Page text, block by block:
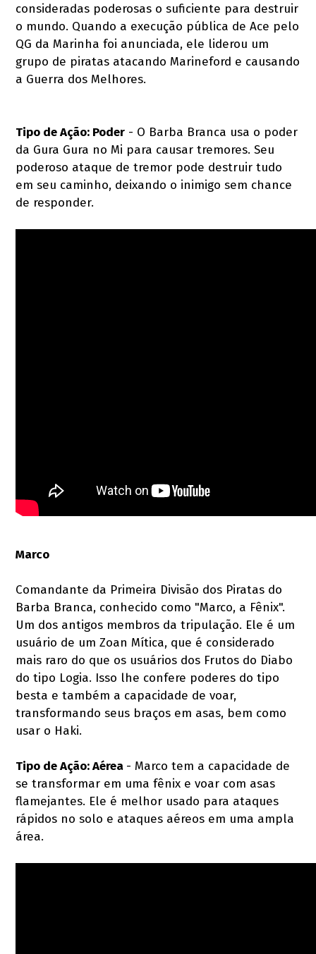
consideradas poderosas o suficiente para destruir
o mundo. Quando a execução pública de Ace pelo
QG da Marinha foi anunciada, ele liderou um
grupo de piratas atacando Marineford e causando
a Guerra dos Melhores.
Tipo de Ação: Poder - O Barba Branca usa o poder
da Gura Gura no Mi para causar tremores. Seu
poderoso ataque de tremor pode destruir tudo
em seu caminho, deixando o inimigo sem chance
de responder.
Marco
Comandante da Primeira Divisão dos Piratas do
Barba Branca, conhecido como "Marco, a Fênix".
Um dos antigos membros da tripulação. Ele é um
usuário de um Zoan Mítica, que é considerado
mais raro do que os usuários dos Frutos do Diabo
do tipo Logia. Isso lhe confere poderes do tipo
besta e também a capacidade de voar,
transformando seus braços em asas, bem como
usar o Haki.
Tipo de Ação: Aérea - Marco tem a capacidade de
se transformar em uma fênix e voar com asas
flamejantes. Ele é melhor usado para ataques
rápidos no solo e ataques aéreos em uma ampla
área.